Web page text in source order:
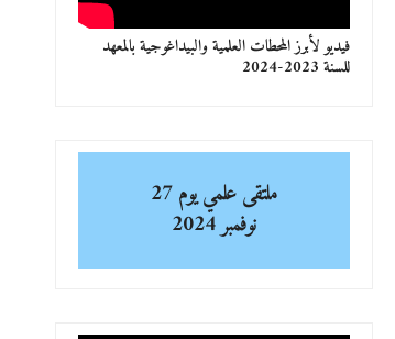
فيديو لأبرز المحطات العلمية والبيداغوجية بالمعهد
للسنة 2023-2024
ملتقى علمي
يوم 27
نوفمبر 2024